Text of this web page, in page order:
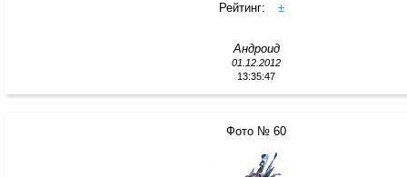
Рейтинг:
±
Андроид
01.12.2012
13:35:47
Фото № 60